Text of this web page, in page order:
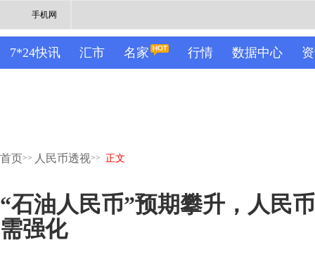
手机网
7*24快讯 汇市 名家 行情 数据中心
首页>> 人民币透视>> 正文
“石油人民币”预期攀升，人民
需强化